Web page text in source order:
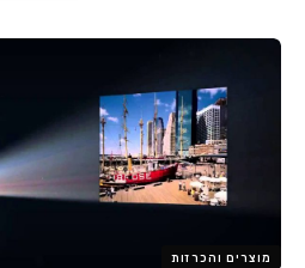
מוצרים והכרזות